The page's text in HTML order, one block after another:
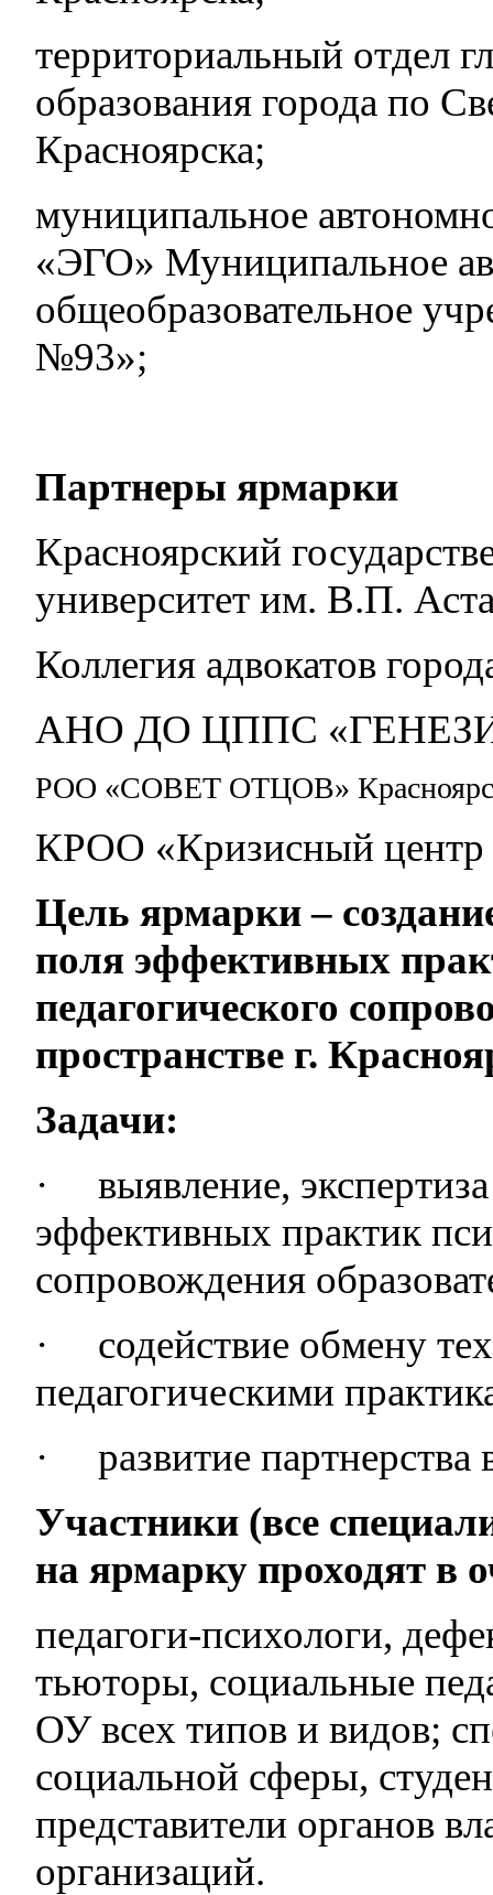
территориальный отдел
образования города по
Красноярска;
муниципальное
«ЭГО» Муниципальное
общеобразовательное
№93»;
Партнеры ярмарки
Красноярский
университет им. В.П.
Коллегия адвокатов
АНО ДО ЦППС
РОО «СОВЕТ ОТЦОВ»
КРОО «Кризисный
Цель ярмарки –
поля эффективных
педагогического
пространстве г.
Задачи:
·выявление,
эффективных практик
сопровождения
· содействие обмену
педагогическими
·развитие
Участники (все
на ярмарку проходят в
педагоги-психологи,
тьюторы, социальные
ОУ всех типов и видов;
социальной сферы,
представители органов
организаций.